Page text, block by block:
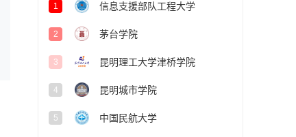
1 信息支援部队工程大学
2 茅台学院
3 昆明理工大学津桥学院
4 昆明城市学院
5 中国民航大学